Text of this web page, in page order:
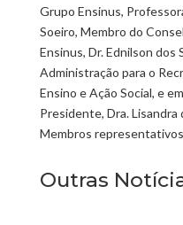
Grupo Ensinus,
Soeiro, Membro do
Ensinus, Dr. Ednilson dos
Administração para o
Ensino e Ação Social, e
Presidente, Dra. Lisandra
Membros
Outras